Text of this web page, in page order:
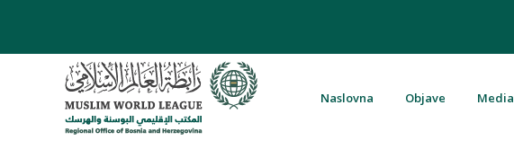
Naslovna Objave Media